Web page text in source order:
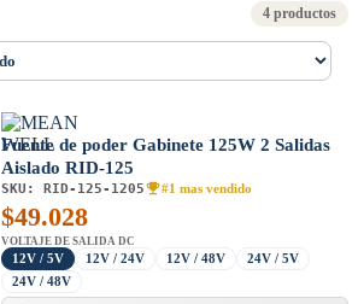
4 productos
Fuente de poder Gabinete 125W 2 Salidas
Aislado RID-125
SKU: RID-125-1205 #1 mas vendido
$49.028
VOLTAJE DE SALIDA DC
12V / 5V 12V / 24V 12V / 48V
24V / 5V
24V / 48V